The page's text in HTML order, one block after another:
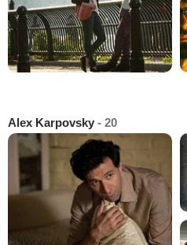
Alex Karpovsky - 20